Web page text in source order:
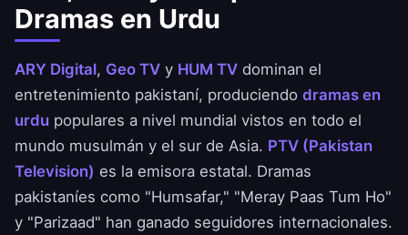
Dramas en Urdu
ARY Digital, Geo TV y HUM TV dominan el
entretenimiento pakistaní, produciendo dramas en
urdu populares a nivel mundial vistos en todo el
mundo musulmán y el sur de Asia. PTV (Pakistan
Television) es la emisora estatal. Dramas
pakistaníes como "Humsafar," "Meray Paas Tum Ho"
y "Parizaad" han ganado seguidores internacionales.